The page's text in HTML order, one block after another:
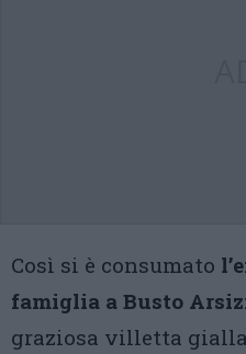
Così si è consumato
famiglia a Busto
graziosa villetta